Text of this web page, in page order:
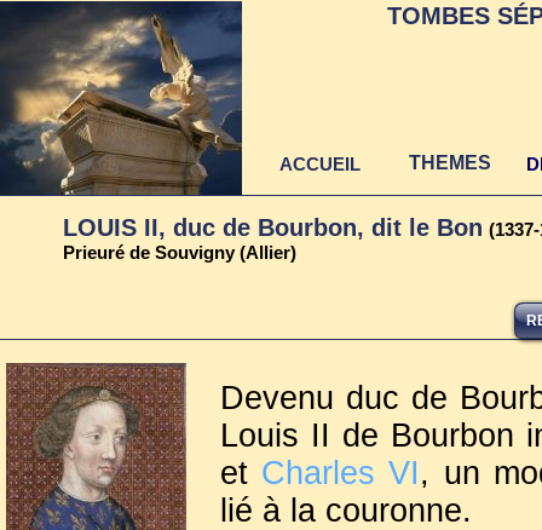
LOUIS II, duc de Bourbon, dit le Bon
Prieuré de Souvigny (Allier)
Devenu duc de
Louis II de Bourbon
et Charles VI, un
lié à la couronne.
ACCUEIL THEMES
TOMBES